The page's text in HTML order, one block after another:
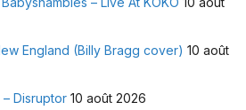
England (Billy Bragg cover) 10 août
– Disruptor 10 août 2026